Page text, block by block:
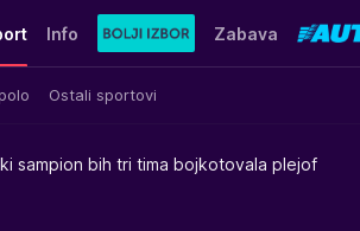
Ostali sportovi
Info Zabava
sampion bih tri tima bojkotovala plejof